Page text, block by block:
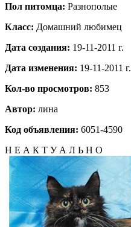
Пол питомца: Разнополые
Класс: Домашний любимец
Дата создания: 19-11-2011 г.
Дата изменения: 19-11-2011 г.
Кол-во просмотров: 853
Автор: лина
Код объявления: 6051-4590
Н Е А К Т У А Л Ь Н О